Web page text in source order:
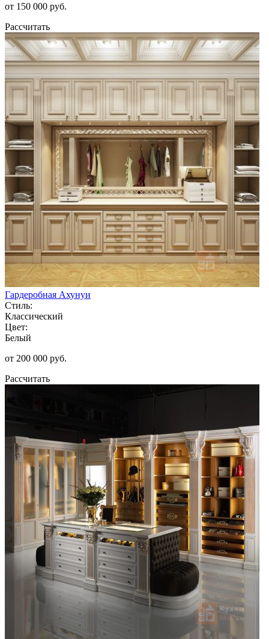
от 150 000 руб.
Рассчитать
Гардеробная Ахунуи
Стиль:
Классический
Цвет:
Белый
от 200 000 руб.
Рассчитать